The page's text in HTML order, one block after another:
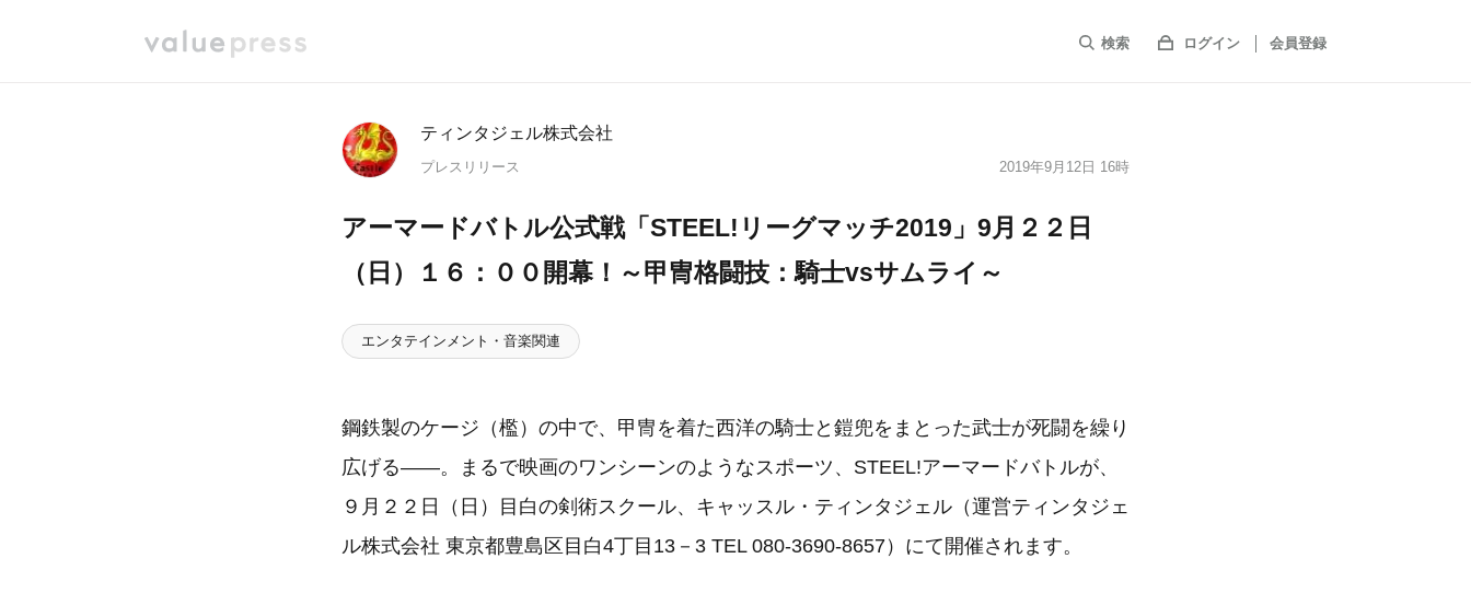
検索 ログイン 会員登録
ティンタジェル株式会社
プレスリリース 2019年9月12日 16時
アーマードバトル公式戦「STEEL!リーグマッチ2019」9月２２日
（日）１６：００開幕！～甲冑格闘技：騎士vsサムライ～
エンタテインメント・音楽関連
鋼鉄製のケージ（檻）の中で、甲冑を着た西洋の騎士と鎧兜をまとった武士が死闘を繰り
広げる――。まるで映画のワンシーンのようなスポーツ、STEEL!アーマードバトルが、
９月２２日（日）目白の剣術スクール、キャッスル・ティンタジェル（運営ティンタジェ
ル株式会社 東京都豊島区目白4丁目13－3 TEL 080-3690-8657）にて開催されます。